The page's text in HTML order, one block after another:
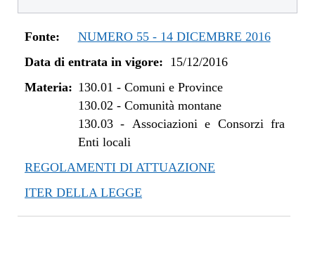
dal 16/08/2018 al 07/11/2018
dal 05/01/2018 al 15/08/2018
dal 28/09/2017 al 10/11/2017
dal 10/08/2017 al 27/09/2017
dal 27/04/2017 al 09/08/2017
dal 09/01/2017 al 26/04/2017
dal 15/12/2016 al 08/01/2017
Fonte:
NUMERO 55 - 14 DICEMBRE 2016
Data di entrata in vigore: 15/12/2016
Materia: 130.01 - Comuni e Province
130.02 - Comunità montane
130.03- Associazioni e Consorzi fra
Enti locali
REGOLAMENTI DI ATTUAZIONE
ITER DELLA LEGGE